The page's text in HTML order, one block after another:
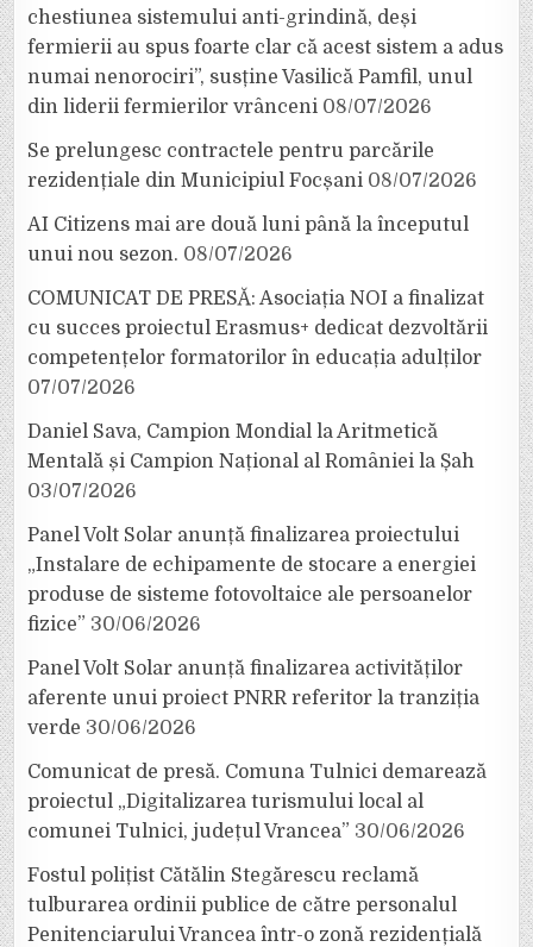
chestiunea sistemului anti-grindină, deși
fermierii au spus foarte clar că acest sistem a adus
numai nenorociri”, susține Vasilică Pamfil, unul
din liderii fermierilor vrânceni 08/07/2026
Se prelungesc contractele pentru parcările
rezidențiale din Municipiul Focșani 08/07/2026
AI Citizens mai are două luni până la începutul
unui nou sezon. 08/07/2026
COMUNICAT DE PRESĂ: Asociația NOI a finalizat
cu succes proiectul Erasmus+ dedicat dezvoltării
competențelor formatorilor în educația adulților
07/07/2026
Daniel Sava, Campion Mondial la Aritmetică
Mentală și Campion Național al României la Șah
03/07/2026
Panel Volt Solar anunță finalizarea proiectului
„Instalare de echipamente de stocare a energiei
produse de sisteme fotovoltaice ale persoanelor
fizice” 30/06/2026
Panel Volt Solar anunță finalizarea activităților
aferente unui proiect PNRR referitor la tranziția
verde 30/06/2026
Comunicat de presă. Comuna Tulnici demarează
proiectul „Digitalizarea turismului local al
comunei Tulnici, județul Vrancea” 30/06/2026
Fostul polițist Cătălin Stegărescu reclamă
tulburarea ordinii publice de către personalul
Penitenciarului Vrancea într-o zonă rezidențială